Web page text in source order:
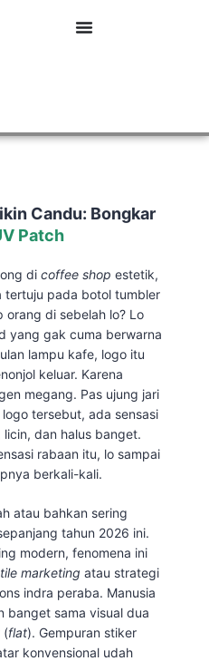
Candu: Bongkar
Patch
di coffee shop estetik,
tertuju pada botol tumbler
di sebelah lo? Lo
yang gak cuma berwarna
lampu kafe, logo itu
keluar. Karena
megang. Pas ujung jari
tersebut, ada sensasi
dan halus banget.
rabaan itu, lo sampai
berkali-kali.
atau bahkan sering
tahun 2026 ini.
modern, fenomena ini
marketing atau strategi
indra peraba. Manusia
banget sama visual dua
(flat). Gempuran stiker
konvensional udah